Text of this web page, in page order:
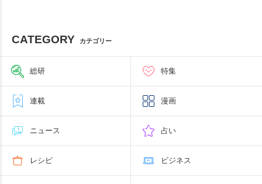
CATEGORY カテゴリー
総研 特集
連載 漫画
ニュース 占い
レシピ ビジネス